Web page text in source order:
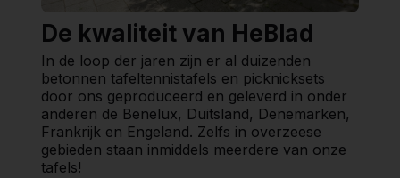
De kwaliteit van HeBlad
In de loop der jaren zijn er al duizenden
betonnen tafeltennistafels en picknicksets
door ons geproduceerd en geleverd in onder
anderen de Benelux, Duitsland, Denemarken,
Frankrijk en Engeland. Zelfs in overzeese
gebieden staan inmiddels meerdere van onze
tafels!